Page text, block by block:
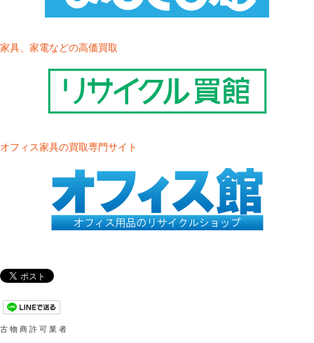
家具、家電などの高価買取
オフィス家具の買取専門サイト
古 物 商 許 可 業 者